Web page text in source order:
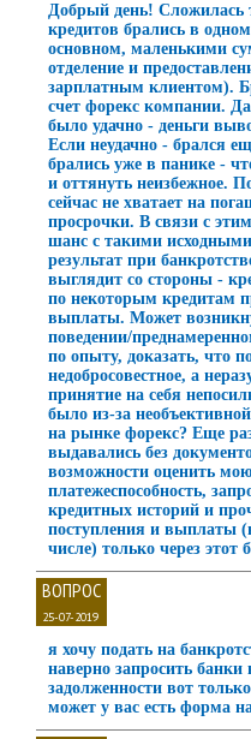
Добрый день! Сложилась
кредитов брались в
основном, маленькими
отделение и
зарплатным клиентом).
счет форекс компании.
было удачно - деньги
Если неудачно - брался
брались уже в панике -
и оттянуть неизбежное.
сейчас не хватает на
просрочки. В связи с
шанс с такими
результат при
выглядит со стороны -
по некоторым кредитам
выплаты. Может
поведении/
по опыту, доказать, что
недобросовестное, а
принятие на себя
было из-за
на рынке форекс? Еще
выдавались без
возможности оценить
платежеспособность,
кредитных историй и
поступления и выплаты
числе) только через этот
ВОПРОС
25-07-2019
я хочу подать на
наверно запросить
задолженности вот
может у вас есть форма